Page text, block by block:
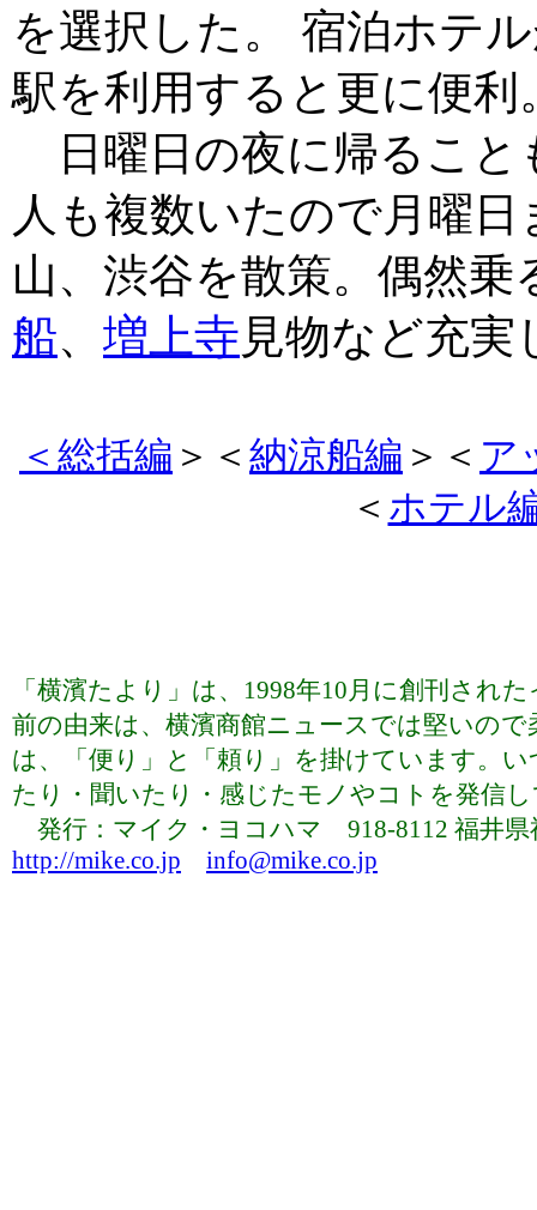
を選択した。 宿泊ホテ
駅を利用すると更に便利
日曜日の夜に帰ること
人も複数いたので月曜
山、渋谷を散策。偶然
船、 増上寺 見物など充
＜総括編 ＞＜ 納涼船編 ＞＜ ア
＜ ホテル
「横濱たより」は、1998年10月に創刊され
前の由来は、横濱商館ニュースでは堅いの
は、「便り」と「頼り」を掛けています。
たり・聞いたり・感じたモノやコトを発信
発行：マイク・ヨコハマ 918-8112 福井
http://mike.co.jp
info@mike.co.jp